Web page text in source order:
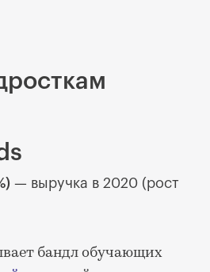
— выручка в 2020 (рост
бандл обучающих